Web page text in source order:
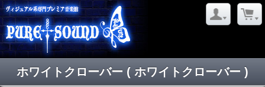
ホワイトクローバー ( ホワイトクローバー )